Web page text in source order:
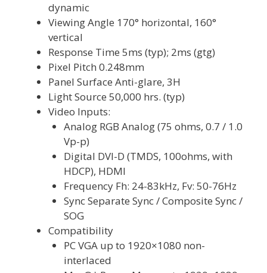
dynamic
Viewing Angle 170° horizontal, 160°
vertical
Response Time 5ms (typ); 2ms (gtg)
Pixel Pitch 0.248mm
Panel Surface Anti-glare, 3H
Light Source 50,000 hrs. (typ)
Video Inputs:
Analog RGB Analog (75 ohms, 0.7 / 1.0
Vp-p)
Digital DVI-D (TMDS, 100ohms, with
HDCP), HDMI
Frequency Fh: 24-83kHz, Fv: 50-76Hz
Sync Separate Sync / Composite Sync /
SOG
Compatibility
PC VGA up to 1920×1080 non-
interlaced